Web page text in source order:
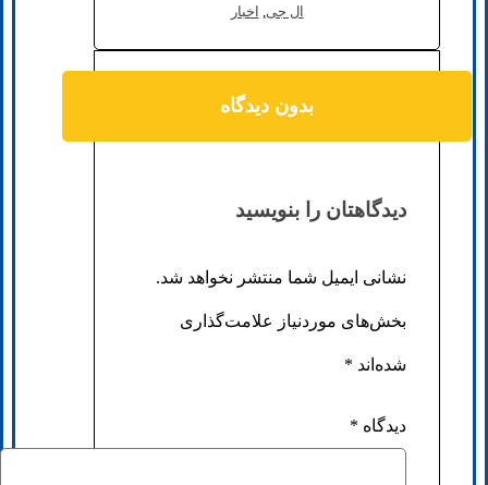
ال جی, اخبار
بدون دیدگاه
دیدگاهتان را بنویسید
نشانی ایمیل شما منتشر نخواهد شد.
بخش‌های موردنیاز علامت‌گذاری
شده‌اند *
دیدگاه *